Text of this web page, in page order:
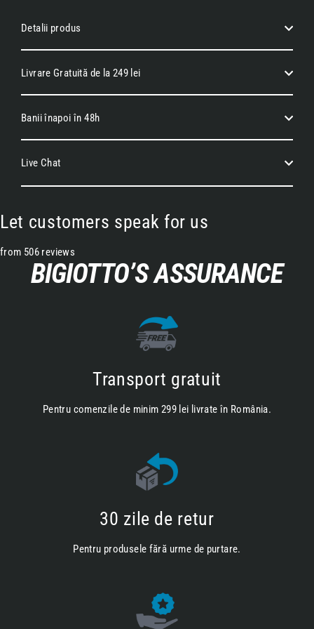
Detalii produs
Livrare Gratuită de la 249 lei
Banii înapoi în 48h
Live Chat
Let customers speak for us
from 506 reviews
BIGIOTTO’S ASSURANCE
Transport gratuit
Pentru comenzile de minim 299 lei livrate în România.
30 zile de retur
Pentru produsele fără urme de purtare.